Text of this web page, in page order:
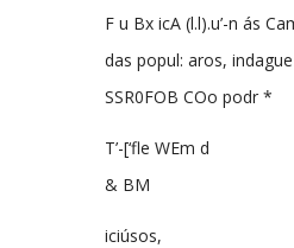
F u Bx icA (l.l).u’-n ás
das popul: aros,
SSR0FOB COo podr *
T’-[‘fle WEm d
& BM
iciúsos,